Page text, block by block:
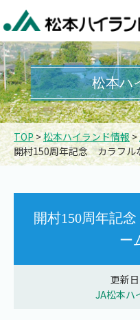
松本ハ
TOP>松本ハイランド情報>
開村150周年記念 カラフル
開村150周年記
ー
更新
JA松本ハ